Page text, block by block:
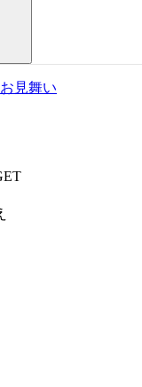
見舞い